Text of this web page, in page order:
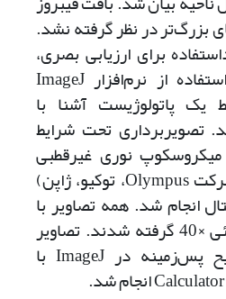
بزرگ‌تر در نظر گرفته نشد.
برای ارزیابی بصری،
دیجیتالی شده و با استفاده از نرم‌افزار ImageJ
یک پاتولوژیست آشنا با
تصویربرداری تحت شرایط
میکروسکوپ نوری غیر‌قطبی
(Olympus CX 41، شرکت Olympus، توکیو، ژاپن)
انجام شد. همه تصاویر با
استفاده از عدسی شیئی ×40 ‌گرفته شدند. تصاویر
آپلود شدند و تصحیح پس‌زمینه در ImageJ با